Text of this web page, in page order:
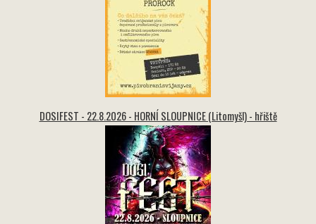
DOSIFEST - 22.8.2026 - HORNÍ SLOUPNICE (Litomyšl) - hřiště